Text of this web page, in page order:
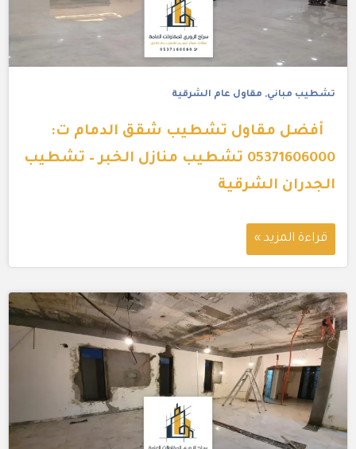
تشطيب مباني, مقاول عام الشرقية
أفضل مقاول تشطيب شقق الدمام ت:
05371606000 تشطيب منازل الخبر – تشطيب
الجدران الشرقية
قراءة المزيد »